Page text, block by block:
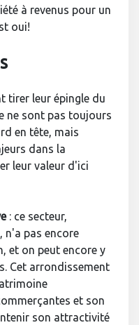
à revenus pour un
oui!
tirer leur épingle du
ne sont pas toujours
en tête, mais
dans la
leur valeur d'ici
: ce secteur,
n'a pas encore
et on peut encore y
Cet arrondissement
et son
son attractivité